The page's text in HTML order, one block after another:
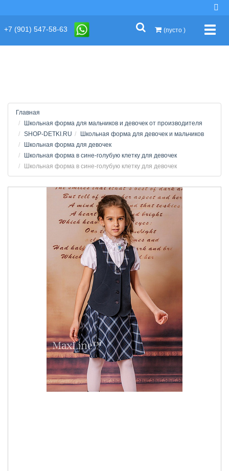
+7 (901) 547-58-63 (пусто )
Главная
Школьная форма для мальчиков и девочек от производителя
SHOP-DETKI.RU
Школьная форма для девочек и мальчиков
Школьная форма для девочек
Школьная форма в сине-голубую клетку для девочек
Школьная форма в сине-голубую клетку для девочек